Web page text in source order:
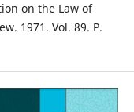
on the Law of
1971. Vol. 89. P.